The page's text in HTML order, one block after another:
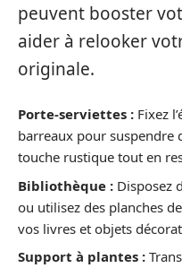
peuvent booster
aider à relooker
originale.
Porte-serviettes : Fixez
barreaux pour suspendre
touche rustique tout en
Bibliothèque : Disposez
ou utilisez des planches
vos livres et objets
Support à plantes :